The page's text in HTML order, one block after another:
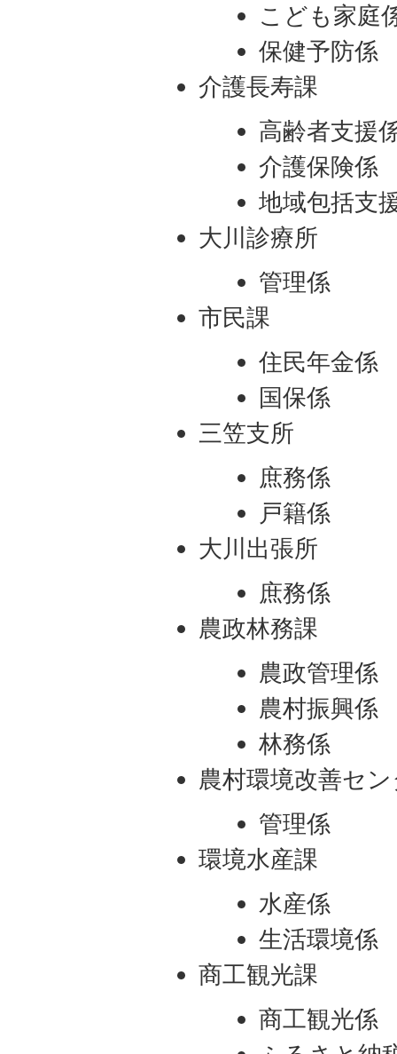
こども家庭
保健予防係
介護長寿課
高齢者支援
介護保険係
地域包括支
大川診療所
管理係
市民課
住民年金係
国保係
三笠支所
庶務係
戸籍係
大川出張所
庶務係
農政林務課
農政管理係
農村振興係
林務係
農村環境改善セ
管理係
環境水産課
水産係
生活環境係
商工観光課
商工観光係